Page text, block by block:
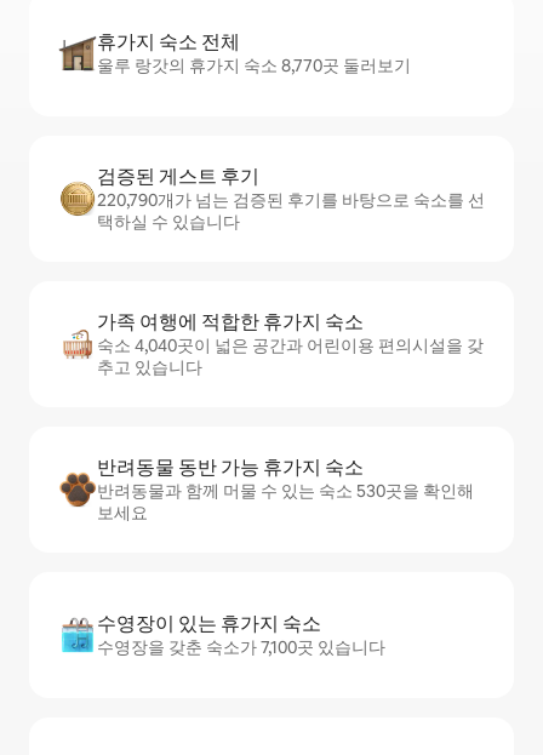
휴가지 숙소 전체
울루 랑갓의 휴가지 숙소 8,770곳 둘러보기
검증된 게스트 후기
220,790개가 넘는 검증된 후기를 바탕으로 숙소를 선
택하실 수 있습니다
가족 여행에 적합한 휴가지 숙소
숙소 4,040곳이 넓은 공간과 어린이용 편의시설을 갖
추고 있습니다
반려동물 동반 가능 휴가지 숙소
반려동물과 함께 머물 수 있는 숙소 530곳을 확인해
보세요
수영장이 있는 휴가지 숙소
수영장을 갖춘 숙소가 7,100곳 있습니다